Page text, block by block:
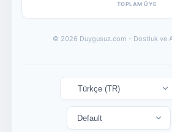
TOPLAM ÜYE
© 2026 Duygusuz.com - Dostluk ve